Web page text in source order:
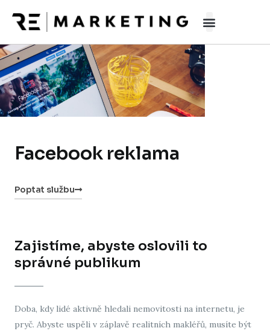
Facebook reklama
Poptat službu
Zajistíme, abyste oslovili to
správné publikum
Doba, kdy lidé aktivně hledali nemovitosti na internetu, je
pryč. Abyste uspěli v záplavě realitních makléřů, musíte být